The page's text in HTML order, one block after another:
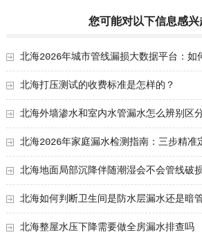
您可能对以下信息感兴
北海2026年城市管线漏损大数据平台：如
损率降低至TOP 5%？
北海打压测试的收费标准是怎样的？
北海外墙渗水和室内水管漏水怎么辨别区
北海2026年家庭漏水检测指南：三步精准
90%的隐形浪费
北海地面局部沉降伴随潮湿会不会管线破
北海如何判断卫生间是防水层漏水还是暗
北海整屋水压下降需要做全房漏水排查吗